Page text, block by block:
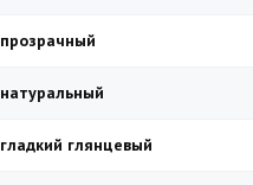
прозрачный
натуральный
гладкий глянцевый